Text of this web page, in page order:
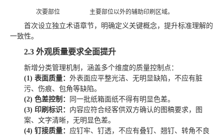
次要部位 主要部位以外的辅助印刷区域。
首次设立独立术语章节，明确定义关键概念，提升标准理解的
一致性。
2.3 外观质量要求全面提升
新增分类管理机制，涵盖多个维度的质量控制点：
(1) 表面质量： 外表面应平整光洁、无明显缺陷，不应有脏
污、伤痕、包角等缺陷。
(2) 色差控制： 同一批纸箱面纸不得有明显色差。
(3) 印刷 标识： 内容应符合经客供双方确认的图稿要求，图
案、文字清晰，无明显色差。
(4) 钉接质量： 应钉牢、钉透，不应有叠钉、翘钉、转角不良